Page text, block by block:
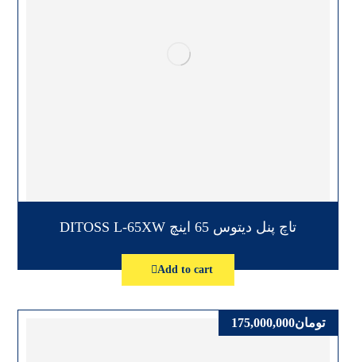
تاچ پنل دیتوس 65 اینچ DITOSS L-65XW
Add to cart
تومان175,000,000